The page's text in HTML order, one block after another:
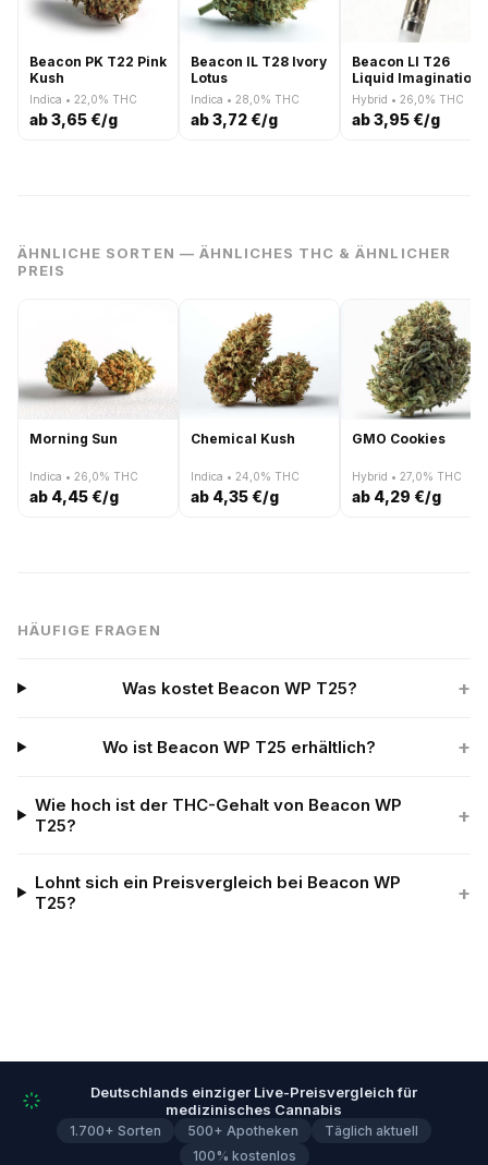
Beacon PK T22 Pink
Kush
Indica • 22,0% THC
ab 3,65 €/g
Beacon IL T28 Ivory
Lotus
Indica • 28,0% THC
ab 3,72 €/g
Beacon LI T26
Liquid Imagination
Hybrid • 26,0% THC
ab 3,95 €/g
ÄHNLICHE SORTEN — ÄHNLICHES THC & ÄHNLICHER
PREIS
Morning Sun
Indica • 26,0% THC
ab 4,45 €/g
Chemical Kush
Indica • 24,0% THC
ab 4,35 €/g
GMO Cookies
Hybrid • 27,0% THC
ab 4,29 €/g
HÄUFIGE FRAGEN
Was kostet Beacon WP T25? +
Wo ist Beacon WP T25 erhältlich? +
Wie hoch ist der THC-Gehalt von Beacon WP
T25?
+
Lohnt sich ein Preisvergleich bei Beacon WP
T25?
+
Deutschlands einziger Live-Preisvergleich für
medizinisches Cannabis
1.700+ Sorten 500+ Apotheken
Täglich aktuell
100% kostenlos